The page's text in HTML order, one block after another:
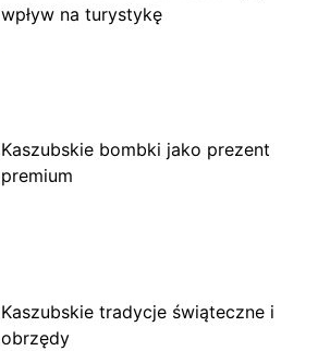
wpływ na turystykę
Kaszubskie bombki jako prezent
premium
Kaszubskie tradycje świąteczne i
obrzędy